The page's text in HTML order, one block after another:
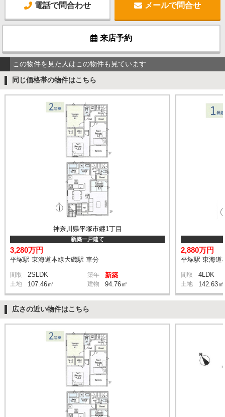
電話で問合わせ メールで問合せ
来店予約
この物件を見た人はこの物件も見ています
同じ価格帯の物件はこちら
神奈川県平塚市纒1丁目
新築一戸建て
3,280万円
平塚駅 東海道本線大磯駅 車分
間取 2SLDK 築年 新築
土地 107.46㎡ 建物 94.76㎡
2,880万円
平塚駅 東海道
間取 4LDK
土地 142.63㎡
広さの近い物件はこちら